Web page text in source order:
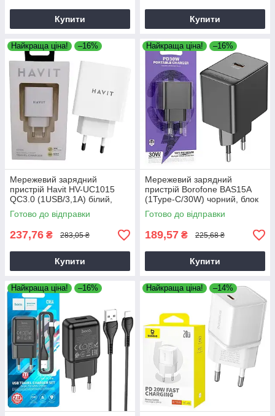
Купити Купити
Найкраща ціна! –16%
Мережевий зарядний
пристрій Havit HV-UC1015
QC3.0 (1USB/3,1А) білий,
адаптер живлення
Готово до відправки
237,76 ₴ 283,05 ₴
Купити
Найкраща ціна! –16%
Мережевий зарядний
пристрій Borofone BAS15A
(1Type-C/30W) чорний, блок
для зарядки
Готово до відправки
189,57 ₴ 225,68 ₴
Купити
Найкраща ціна! –16% Найкраща ціна! –14%